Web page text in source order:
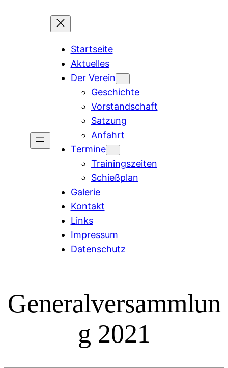
Startseite
Aktuelles
Der Verein
Geschichte
Vorstandschaft
Satzung
Anfahrt
Termine
Trainingszeiten
Schießplan
Galerie
Kontakt
Links
Impressum
Datenschutz
Generalversammlun
g 2021